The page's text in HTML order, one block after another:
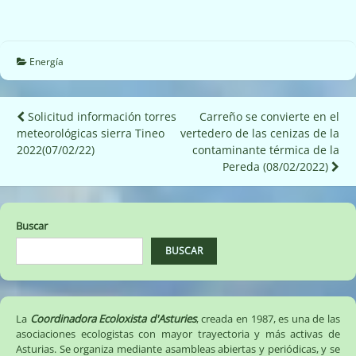
Energía
Navegación
de
Solicitud información torres
meteorológicas sierra Tineo
2022(07/02/22)
Carreño se convierte en el
vertedero de las cenizas de la
contaminante térmica de la
Pereda (08/02/2022)
Buscar
BUSCAR
La Coordinadora Ecoloxista d'Asturies, creada en 1987, es una de las
asociaciones ecologistas con mayor trayectoria y más activas de
Asturias. Se organiza mediante asambleas abiertas y periódicas, y se